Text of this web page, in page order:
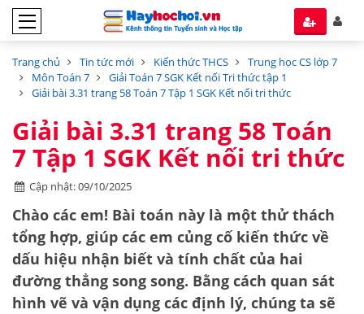
Trang chủ Tin tức mới Kiến thức THCS
Trung học CS lớp 7
Môn Toán 7
Giải Toán 7 SGK Kết nối Tri thức tập 1
Giải bài 3.31 trang 58 Toán 7 Tập 1 SGK Kết nối tri thức
Giải bài 3.31 trang 58 Toán
7 Tập 1 SGK Kết nối tri thức
Cập nhật: 09/10/2025
Chào các em! Bài toán này là một thử thách
tổng hợp, giúp các em củng cố kiến thức về
dấu hiệu nhận biết và tính chất của hai
đường thẳng song song. Bằng cách quan sát
hình vẽ và vận dụng các định lý, chúng ta sẽ